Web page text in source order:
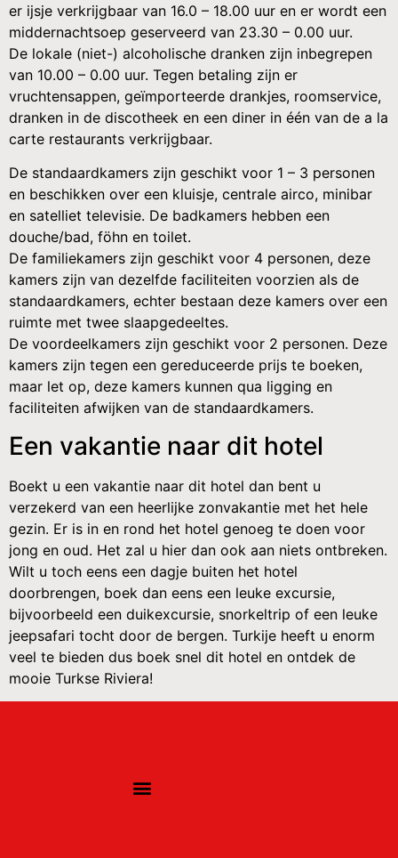
er ijsje verkrijgbaar van 16.0 – 18.00 uur en er wordt een
middernachtsoep geserveerd van 23.30 – 0.00 uur.
De lokale (niet-) alcoholische dranken zijn inbegrepen
van 10.00 – 0.00 uur. Tegen betaling zijn er
vruchtensappen, geïmporteerde drankjes, roomservice,
dranken in de discotheek en een diner in één van de a la
carte restaurants verkrijgbaar.
De standaardkamers zijn geschikt voor 1 – 3 personen
en beschikken over een kluisje, centrale airco, minibar
en satelliet televisie. De badkamers hebben een
douche/bad, föhn en toilet.
De familiekamers zijn geschikt voor 4 personen, deze
kamers zijn van dezelfde faciliteiten voorzien als de
standaardkamers, echter bestaan deze kamers over een
ruimte met twee slaapgedeeltes.
De voordeelkamers zijn geschikt voor 2 personen. Deze
kamers zijn tegen een gereduceerde prijs te boeken,
maar let op, deze kamers kunnen qua ligging en
faciliteiten afwijken van de standaardkamers.
Een vakantie naar dit hotel
Boekt u een vakantie naar dit hotel dan bent u
verzekerd van een heerlijke zonvakantie met het hele
gezin. Er is in en rond het hotel genoeg te doen voor
jong en oud. Het zal u hier dan ook aan niets ontbreken.
Wilt u toch eens een dagje buiten het hotel
doorbrengen, boek dan eens een leuke excursie,
bijvoorbeeld een duikexcursie, snorkeltrip of een leuke
jeepsafari tocht door de bergen. Turkije heeft u enorm
veel te bieden dus boek snel dit hotel en ontdek de
mooie Turkse Riviera!